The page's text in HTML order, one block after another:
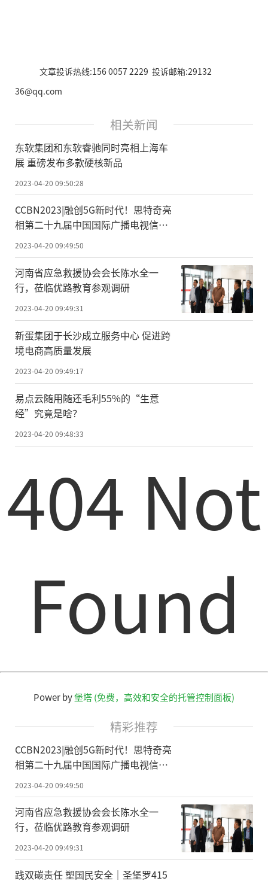
文章投诉热线:156 0057 2229 投诉邮箱:29132
36@qq.com
相关新闻
东软集团和东软睿驰同时亮相上海车
展 重磅发布多款硬核新品
2023-04-20 09:50:28
CCBN2023|融创5G新时代！思特奇亮
相第二十九届中国国际广播电视信息
网络展览会
2023-04-20 09:49:50
河南省应急救援协会会长陈水全一
行，莅临优路教育参观调研
2023-04-20 09:49:31
新蛋集团于长沙成立服务中心 促进跨
境电商高质量发展
2023-04-20 09:49:17
易点云随用随还毛利55%的“生意
经”究竟是啥？
2023-04-20 09:48:33
404 Not
Found
Power by堡塔 (免费，高效和安全的托管控制面板)
精彩推荐
CCBN2023|融创5G新时代！思特奇亮
相第二十九届中国国际广播电视信息
2023-04-20 09:49:50
河南省应急救援协会会长陈水全一
行，莅临优路教育参观调研
2023-04-20 09:49:31
践双碳责任 塑国民安全｜圣堡罗415